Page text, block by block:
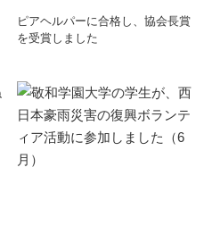
ピアヘルパーに合格し、協会長賞
を受賞しました